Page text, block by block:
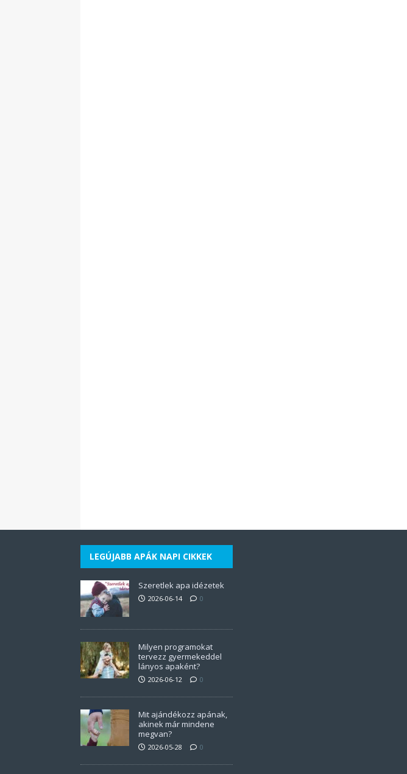
LEGÚJABB APÁK NAPI CIKKEK
Szeretlek apa idézetek
2026-06-14 0
Milyen programokat
tervezz gyermekeddel
lányos apaként?
2026-06-12 0
Mit ajándékozz apának,
akinek már mindene
megvan?
2026-05-28 0